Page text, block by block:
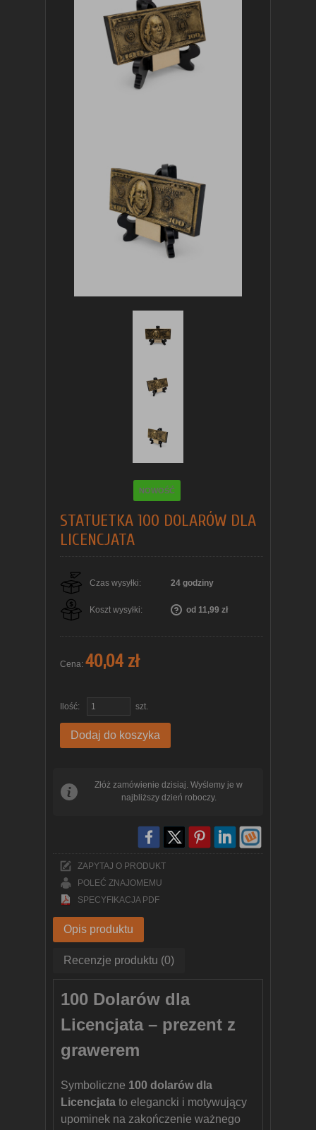
NOWOŚĆ
STATUETKA 100 DOLARÓW DLA
LICENCJATA
Czas wysyłki: 24 godziny
Koszt wysyłki: od 11,99 zł
Cena: 40,04 zł
Ilość: szt.
Dodaj do koszyka
Złóż zamówienie dzisiaj. Wyślemy je w
najbliższy dzień roboczy.
ZAPYTAJ O PRODUKT
POLEĆ ZNAJOMEMU
SPECYFIKACJA PDF
Opis produktu
Recenzje produktu (0)
100 Dolarów dla
Licencjata – prezent z
grawerem
Symboliczne 100 dolarów dla
Licencjata to elegancki i motywujący
upominek na zakończenie ważnego